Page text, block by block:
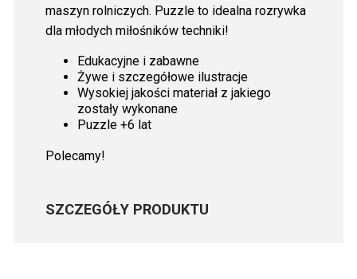
maszyn rolniczych. Puzzle to idealna rozrywka
dla młodych miłośników techniki!
Edukacyjne i zabawne
Żywe i szczegółowe ilustracje
Wysokiej jakości materiał z jakiego
zostały wykonane
Puzzle +6 lat
Polecamy!
SZCZEGÓŁY PRODUKTU